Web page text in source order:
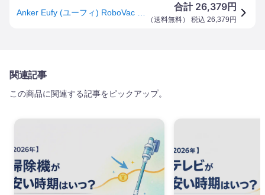
合計 26,379円
（送料無料） 税込 26,379 円
関連記事
この商品に関連する記事をピックアップ。